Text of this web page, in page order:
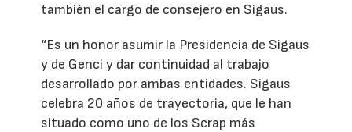
también el cargo de consejero en Sigaus.
“Es un honor asumir la Presidencia de Sigaus
y de Genci y dar continuidad al trabajo
desarrollado por ambas entidades. Sigaus
celebra 20 años de trayectoria, que le han
situado como uno de los Scrap más